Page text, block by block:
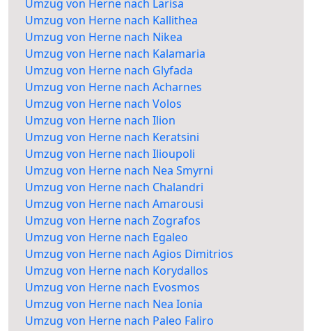
Umzug von Herne nach Larisa
Umzug von Herne nach Kallithea
Umzug von Herne nach Nikea
Umzug von Herne nach Kalamaria
Umzug von Herne nach Glyfada
Umzug von Herne nach Acharnes
Umzug von Herne nach Volos
Umzug von Herne nach Ilion
Umzug von Herne nach Keratsini
Umzug von Herne nach Ilioupoli
Umzug von Herne nach Nea Smyrni
Umzug von Herne nach Chalandri
Umzug von Herne nach Amarousi
Umzug von Herne nach Zografos
Umzug von Herne nach Egaleo
Umzug von Herne nach Agios Dimitrios
Umzug von Herne nach Korydallos
Umzug von Herne nach Evosmos
Umzug von Herne nach Nea Ionia
Umzug von Herne nach Paleo Faliro